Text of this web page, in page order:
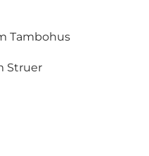
Tambohus
Struer